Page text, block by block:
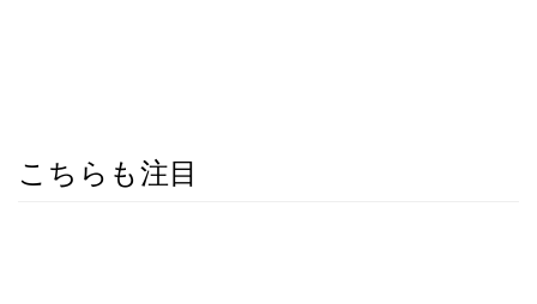
こちらも注目